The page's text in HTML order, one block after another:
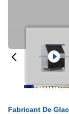
Fabricant De